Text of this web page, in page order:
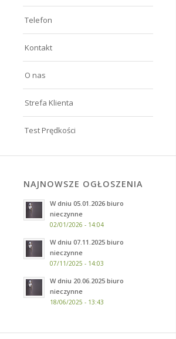
Telefon
Kontakt
O nas
Strefa Klienta
Test Prędkości
NAJNOWSZE OGŁOSZENIA
W dniu 05.01.2026 biuro
nieczynne
02/01/2026 - 14:04
W dniu 07.11.2025 biuro
nieczynne
07/11/2025 - 14:03
W dniu 20.06.2025 biuro
nieczynne
18/06/2025 - 13:43